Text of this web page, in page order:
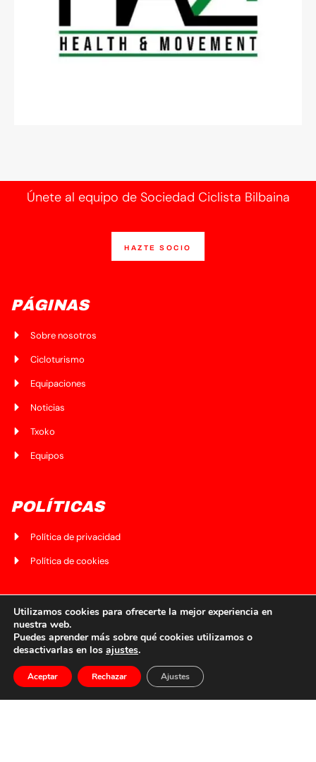
Únete al equipo de Sociedad Ciclista Bilbaina
HAZTE SOCIO
PÁGINAS
Sobre nosotros
Cicloturismo
Equipaciones
Noticias
Txoko
Equipos
POLÍTICAS
Política de privacidad
Política de cookies
CONTÁCTANOS
Av. del Ferrocarril 5, bajo lonja, 48010
scbilbaina@gmail.com
688 71 06 76
Utilizamos cookies para ofrecerte la mejor experiencia en
nuestra web.
Puedes aprender más sobre qué cookies utilizamos o
desactivarlas en los ajustes.
Aceptar Rechazar Ajustes